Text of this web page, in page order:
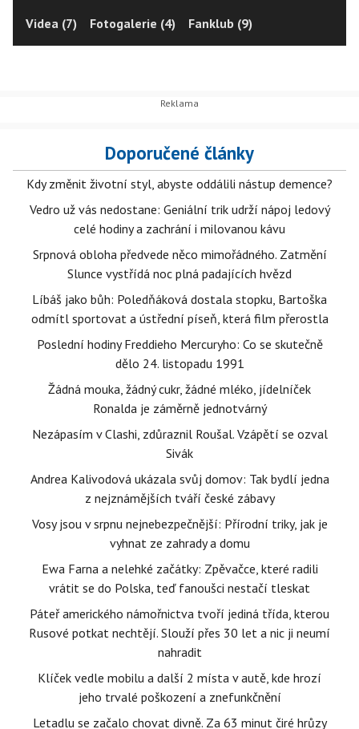
Videa (7) Fotogalerie (4) Fanklub (9)
Doporučené články
Kdy změnit životní styl, abyste oddálili nástup demence?
Vedro už vás nedostane: Geniální trik udrží nápoj ledový
celé hodiny a zachrání i milovanou kávu
Srpnová obloha předvede něco mimořádného. Zatmění
Slunce vystřídá noc plná padajících hvězd
Líbáš jako bůh: Poledňáková dostala stopku, Bartoška
odmítl sportovat a ústřední píseň, která film přerostla
Poslední hodiny Freddieho Mercuryho: Co se skutečně
dělo 24. listopadu 1991
Žádná mouka, žádný cukr, žádné mléko, jídelníček
Ronalda je záměrně jednotvárný
Nezápasím v Clashi, zdůraznil Roušal. Vzápětí se ozval
Sivák
Andrea Kalivodová ukázala svůj domov: Tak bydlí jedna
z nejznámějších tváří české zábavy
Vosy jsou v srpnu nejnebezpečnější: Přírodní triky, jak je
vyhnat ze zahrady a domu
Ewa Farna a nelehké začátky: Zpěvačce, které radili
vrátit se do Polska, teď fanoušci nestačí tleskat
Páteř amerického námořnictva tvoří jediná třída, kterou
Rusové potkat nechtějí. Slouží přes 30 let a nic ji neumí
nahradit
Klíček vedle mobilu a další 2 místa v autě, kde hrozí
jeho trvalé poškození a znefunkčnění
Letadlu se začalo chovat divně. Za 63 minut čiré hrůzy